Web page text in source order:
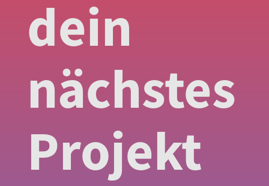
dein
nächstes
Projekt